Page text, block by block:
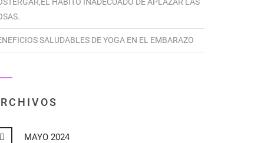
SALUDABLES DE YOGA EN EL EMBARAZO
MAYO 2024